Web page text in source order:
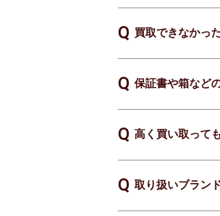
買取できなかっ
保証書や箱など
高く買い取って
取り扱いブラン